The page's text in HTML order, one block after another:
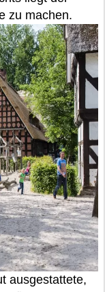
zu machen.
ausgestattete,